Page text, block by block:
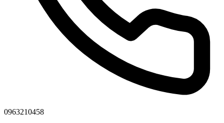
0963210458